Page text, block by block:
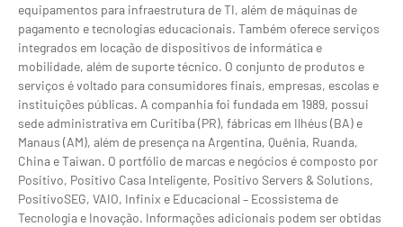
equipamentos para infraestrutura de TI, além de máquinas de
pagamento e tecnologias educacionais. Também oferece serviços
integrados em locação de dispositivos de informática e
mobilidade, além de suporte técnico. O conjunto de produtos e
serviços é voltado para consumidores finais, empresas, escolas e
instituições públicas. A companhia foi fundada em 1989, possui
sede administrativa em Curitiba (PR), fábricas em Ilhéus (BA) e
Manaus (AM), além de presença na Argentina, Quênia, Ruanda,
China e Taiwan. O portfólio de marcas e negócios é composto por
Positivo, Positivo Casa Inteligente, Positivo Servers & Solutions,
PositivoSEG, VAIO, Infinix e Educacional – Ecossistema de
Tecnologia e Inovação. Informações adicionais podem ser obtidas